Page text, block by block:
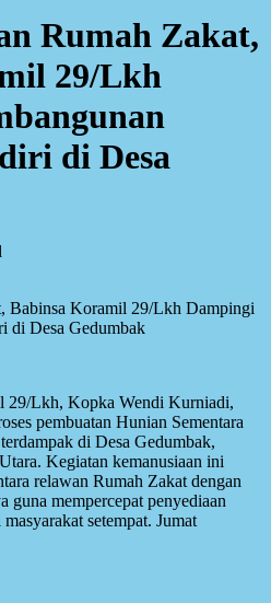
Rumah Zakat,
29/Lkh
di Desa
Babinsa Koramil 29/Lkh Dampingi
di Desa Gedumbak
29/Lkh, Kopka Wendi Kurniadi,
pembuatan Hunian Sementara
di Desa Gedumbak,
Kegiatan kemanusiaan ini
relawan Rumah Zakat dengan
mempercepat penyediaan
setempat. Jumat